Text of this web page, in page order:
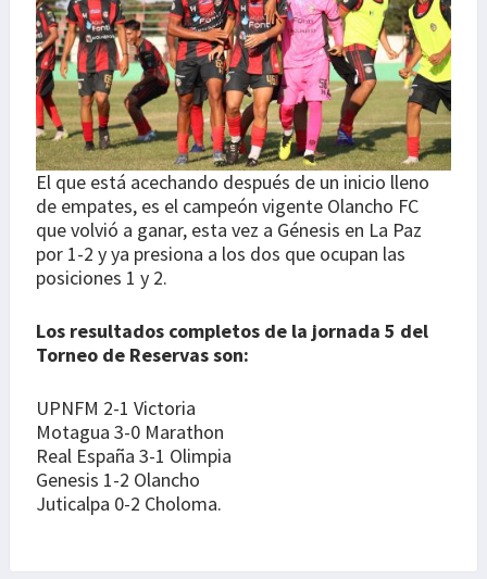
El que está acechando después de un inicio lleno
de empates, es el campeón vigente Olancho FC
que volvió a ganar, esta vez a Génesis en La Paz
por 1-2 y ya presiona a los dos que ocupan las
posiciones 1 y 2.
Los resultados completos de la jornada 5 del
Torneo de Reservas son:
UPNFM 2-1 Victoria
Motagua 3-0 Marathon
Real España 3-1 Olimpia
Genesis 1-2 Olancho
Juticalpa 0-2 Choloma.